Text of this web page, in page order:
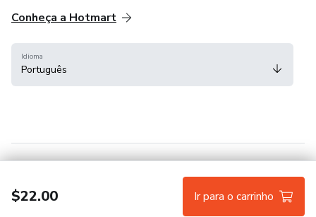
$22.00 Ir para o carrinho
Conheça a Hotmart
Idioma
Português